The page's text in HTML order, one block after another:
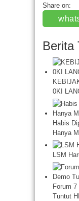
Share on:
Berita
0KI
Habis
Hanya
LSM
Forum
Tuntut